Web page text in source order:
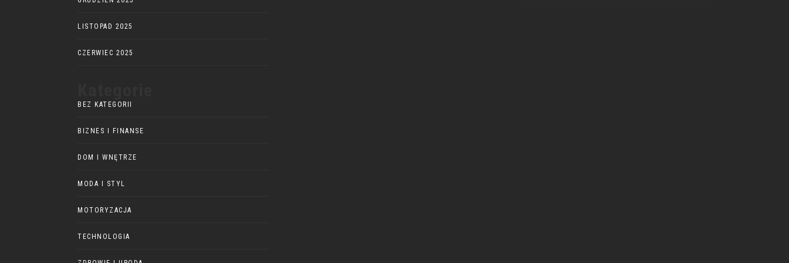
LISTOPAD 2025
CZERWIEC 2025
BEZ KATEGORII
BIZNES I FINANSE
DOM I WNĘTRZE
MODA I STYL
MOTORYZACJA
TECHNOLOGIA